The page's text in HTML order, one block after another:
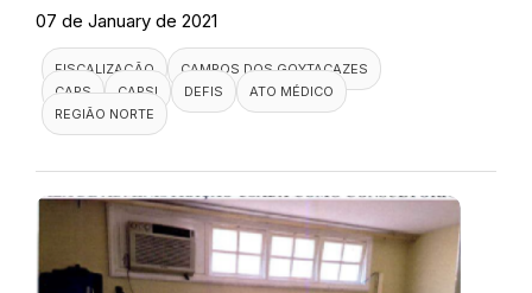
07 de January de 2021
FISCALIZAÇÃO
CAMPOS DOS GOYTACAZES
CAPS
CAPSI DEFIS
ATO MÉDICO
REGIÃO NORTE